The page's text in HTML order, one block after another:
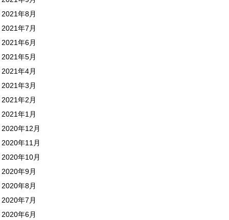
2021年8月
2021年7月
2021年6月
2021年5月
2021年4月
2021年3月
2021年2月
2021年1月
2020年12月
2020年11月
2020年10月
2020年9月
2020年8月
2020年7月
2020年6月